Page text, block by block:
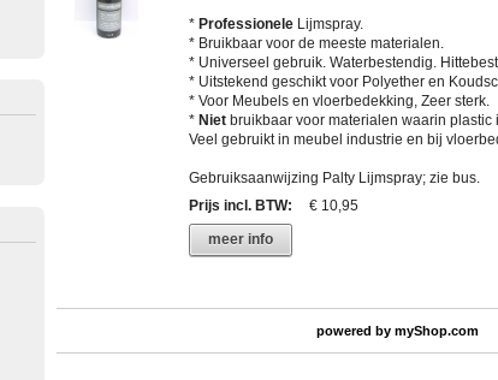
* ProfessioneleLijmspray.
* Bruikbaar voor de meeste materialen.
* Universeel gebruik. Waterbestendig.
* Uitstekend geschikt voor Polyether en
* Voor Meubels en vloerbedekking, Zeer sterk.
* Nietbruikbaar voor materialen waarin plastic
Veel gebruikt in meubel industrie en bij
Gebruiksaanwijzing Palty Lijmspray; zie bus.
Prijs incl. BTW:
€ 10,95
meer info
powered bymyShop.com